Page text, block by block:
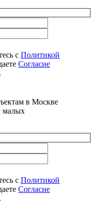
с Политикой
Согласие
.
в Москве
малых
с Политикой
Согласие
.